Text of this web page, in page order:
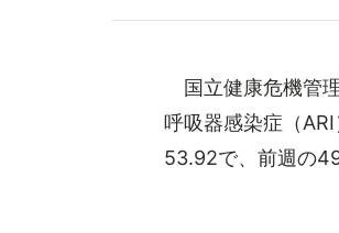
国立健康危機管
呼吸器感染症（
53.92で、前週の